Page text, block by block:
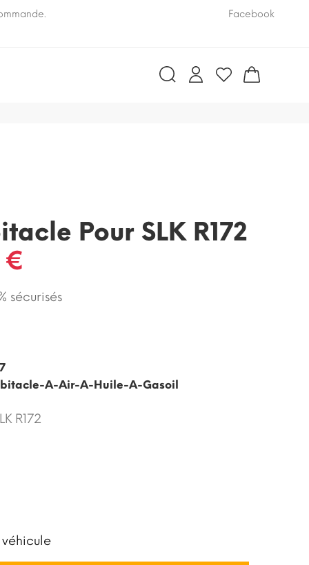
Pensez à nous communiquer le numéro VIN
Facebook
Pour SLK R172
€
sécurisés
A-Air-A-Huile-A-Gasoil
R172
véhicule